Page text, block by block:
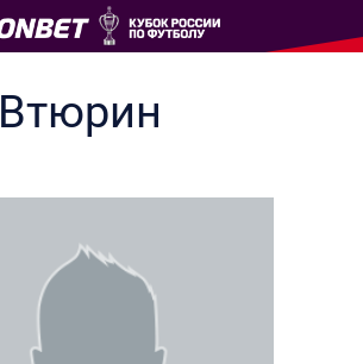
Втюрин